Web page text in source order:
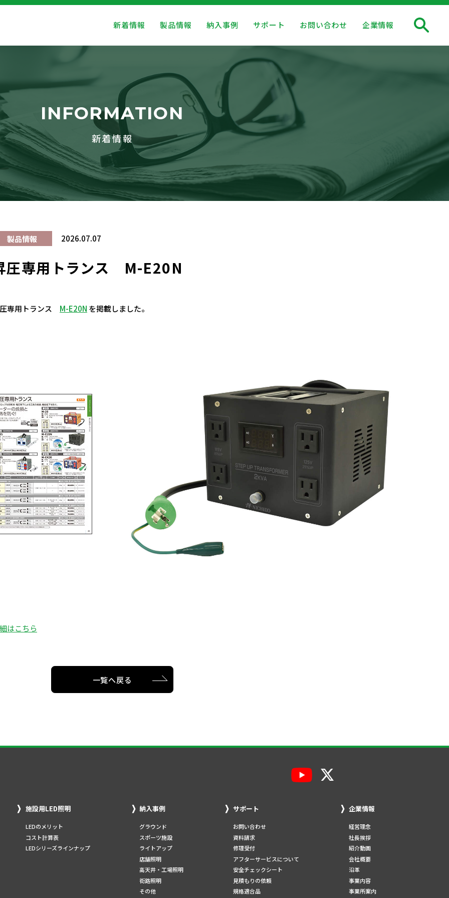
新着情報 製品情報 納入事例 サポート お問い合わせ 企業情報
INFORMATION
新着情報
製品情報 2026.07.07
圧専用トランス M-E20N
専用トランス M-E20N を掲載しました。
はこちら
一覧へ戻る
施設用LED照明
LEDのメリット
コスト計算表
LEDシリーズラインナップ
納入事例
グラウンド
スポーツ施設
ライトアップ
店舗照明
高天井・工場照明
街路照明
その他
サポート
お問い合わせ
資料請求
修理受付
アフターサービスについて
安全チェックシート
見積もりの依頼
規格適合品
企業情報
経営理念
社長挨拶
紹介動画
会社概要
沿革
事業内容
事業所案内